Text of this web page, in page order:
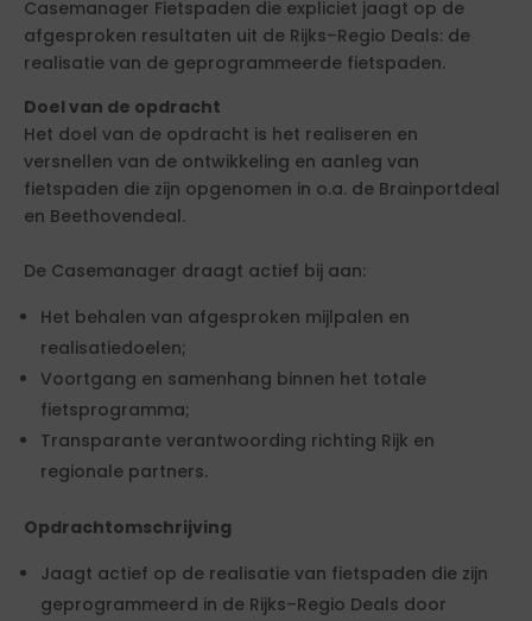
Casemanager Fietspaden die expliciet jaagt op de
afgesproken resultaten uit de Rijks–Regio Deals: de
realisatie van de geprogrammeerde fietspaden.
Doel van de opdracht
Het doel van de opdracht is het realiseren en
versnellen van de ontwikkeling en aanleg van
fietspaden die zijn opgenomen in o.a. de Brainportdeal
en Beethovendeal.
De Casemanager draagt actief bij aan:
Het behalen van afgesproken mijlpalen en
realisatiedoelen;
Voortgang en samenhang binnen het totale
fietsprogramma;
Transparante verantwoording richting Rijk en
regionale partners.
Opdrachtomschrijving
Jaagt actief op de realisatie van fietspaden die zijn
geprogrammeerd in de Rijks–Regio Deals door